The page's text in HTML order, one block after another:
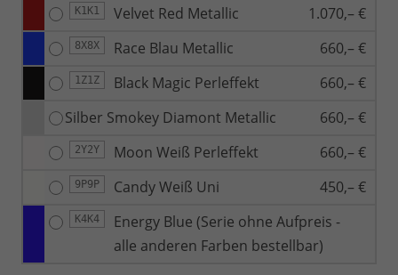
K1K1 Velvet Red Metallic 1.070,– €
8X8X Race Blau Metallic 660,– €
1Z1Z Black Magic Perleffekt
660,– €
Silber Smokey Diamont Metallic
660,– €
2Y2Y Moon Weiß Perleffekt 660,– €
9P9P Candy Weiß Uni 450,– €
K4K4
Energy Blue (Serie ohne Aufpreis -
alle anderen Farben bestellbar)